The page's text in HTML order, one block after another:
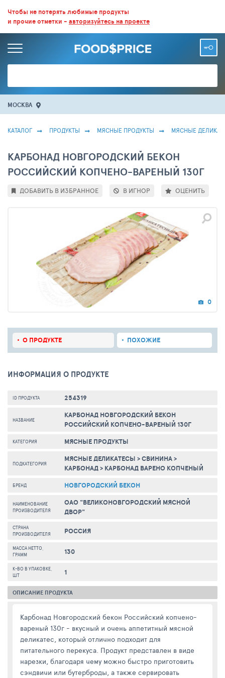
ВСЕ СКИДКИ И ВЫГОДНЫЕ ЦЕНЫ НА ПРОДУКТЫ В МАГАЗИНАХ.
БОЛЬШЕ 100 000 ТОВАРОВ. ЕЖЕДНЕВНОЕ ОБНОВЛЕНИЕ ЦЕН.
Чтобы не потерять любимые продукты
и прочие отметки - авторизуйтесь на проекте
МОСКВА
КАТАЛОГ ПРОДУКТЫ МЯСНЫЕ ПРОДУКТЫ МЯСНЫЕ
КАРБОНАД НОВГОРОДСКИЙ БЕКОН
РОССИЙСКИЙ КОПЧЕНО-ВАРЕНЫЙ 130Г
0
ДОБАВИТЬ В ИЗБРАННОЕ В ИГНОР ОЦЕНИТЬ
О ПРОДУКТЕ ПОХОЖИЕ
ИНФОРМАЦИЯ О ПРОДУКТЕ
ID ПРОДУКТА 254319
НАЗВАНИЕ
КАРБОНАД НОВГОРОДСКИЙ БЕКОН
РОССИЙСКИЙ КОПЧЕНО-ВАРЕНЫЙ 130Г
КАТЕГОРИЯ МЯСНЫЕ ПРОДУКТЫ
ПОДКАТЕГОРИЯ МЯСНЫЕ ДЕЛИКАТЕСЫ >СВИНИНА>
КАРБОНАД> КАРБОНАД ВАРЕНО КОПЧЕНЫЙ
БРЕНД НОВГОРОДСКИЙ БЕКОН
НАИМЕНОВАНИЕ
ПРОИЗВОДИТЕЛЯ
ОАО "ВЕЛИКОНОВГОРОДСКИЙ МЯСНОЙ
ДВОР"
СТРАНА
ПРОИЗВОДИТЕЛЯ
РОССИЯ
МАССА НЕТТО,
ГРАММ
130
К-ВО В УПАКОВКЕ,
ШТ
1
ОПИСАНИЕ ПРОДУКТА
Карбонад Новгородский бекон Российский копчено-
вареный 130г - вкусный и очень аппетитный мясной
деликатес, который отлично подходит для
питательного перекуса. Продукт представлен в виде
нарезки, благодаря чему можно быстро приготовить
сэндвичи или бутерброды, а также сервировать